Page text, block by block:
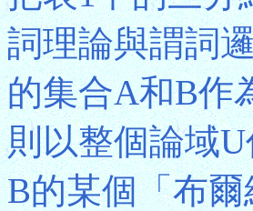
詞理論與謂詞
的集合A和B作
則以整個論域
B的某個「布爾